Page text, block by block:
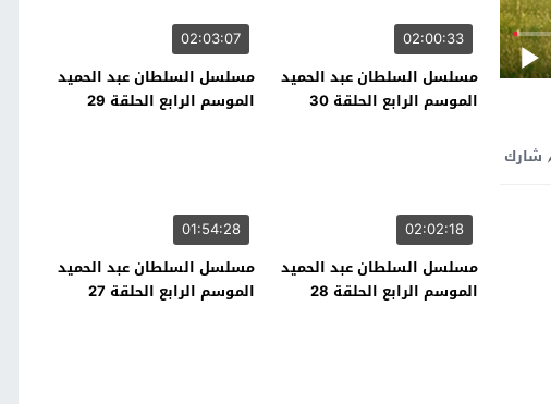
شارك
02:00:33
مسلسل السلطان عبد الحميد
الموسم الرابع الحلقة 30
02:03:07
مسلسل السلطان عبد الحميد
الموسم الرابع الحلقة 29
02:02:18
مسلسل السلطان عبد الحميد
الموسم الرابع الحلقة 28
01:54:28
مسلسل السلطان عبد الحميد
الموسم الرابع الحلقة 27